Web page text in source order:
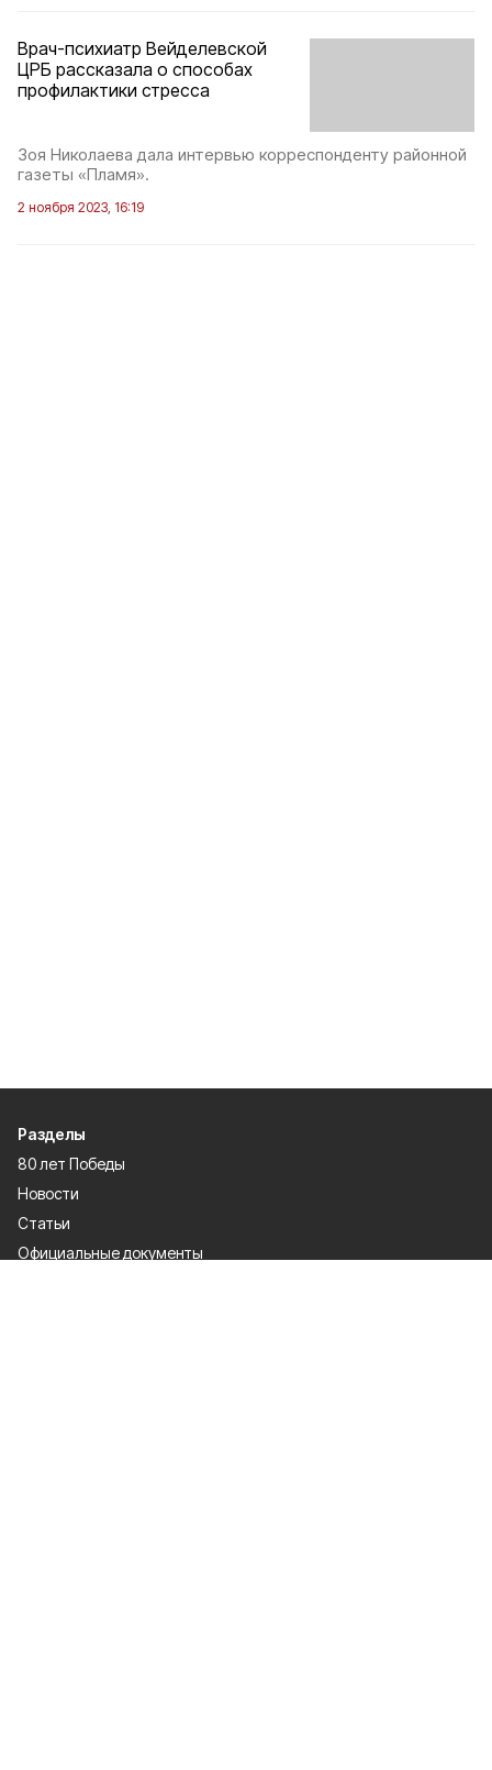
Врач-психиатр Вейделевской
ЦРБ рассказала о способах
профилактики стресса
Зоя Николаева дала интервью корреспонденту районной
газеты «Пламя».
2 ноября 2023, 16:19
Разделы
80 лет Победы
Новости
Статьи
Официальные документы